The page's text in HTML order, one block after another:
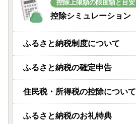
控除上限額の限度額と目安
控除シミュレーション
ふるさと納税制度について
ふるさと納税の確定申告
住民税・所得税の控除について
ふるさと納税のお礼特典